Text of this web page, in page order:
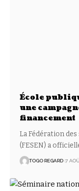
École
une
financement
La Fédération
(FESEN) a
TOGO REGARD 7